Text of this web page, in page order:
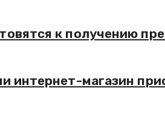
к получению
интернет-магазин